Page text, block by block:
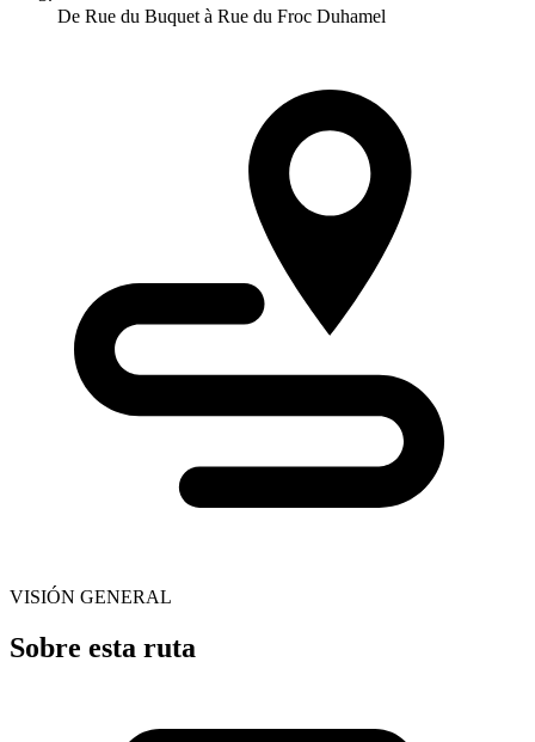
De Rue du Buquet à Rue du Froc Duhamel
VISIÓN GENERAL
Sobre esta ruta